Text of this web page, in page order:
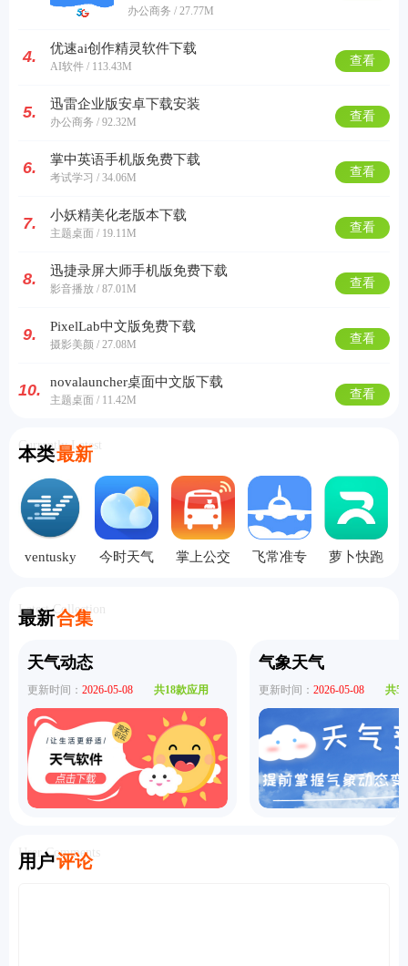
办公商务 / 27.77M
4. 优速ai创作精灵软件下载
AI软件 / 113.43M 查看
5. 迅雷企业版安卓下载安装
办公商务 / 92.32M 查看
6. 掌中英语手机版免费下载
考试学习 / 34.06M 查看
7. 小妖精美化老版本下载
主题桌面 / 19.11M 查看
8. 迅捷录屏大师手机版免费下载
影音播放 / 87.01M 查看
9. PixelLab中文版免费下载
摄影美颜 / 27.08M 查看
10. novalauncher桌面中文版下载
主题桌面 / 11.42M 查看
本类最新
Currently Latest
ventusky
图
今时天气
掌上公交
飞常准专
萝卜快跑
最新合集
Latest Collection
天气动态
更新时间： 2026-05-08 共18款应用
气象天气
更新时间： 2026-05-08 共
用户评论
User Comments